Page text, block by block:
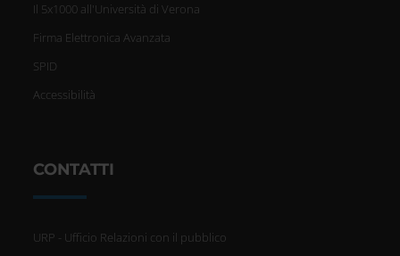
Il 5x1000 all'Università di Verona
Firma Elettronica Avanzata
SPID
Accessibilità
CONTATTI
URP - Ufficio Relazioni con il pubblico